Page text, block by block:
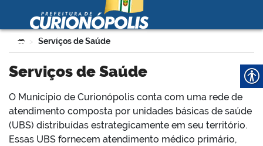
Ir para o conteúdo
Prefeitura Municipal de
Curionópolis
portal
Você está aqui:
> Serviços de Saúde
Serviços de Saúde
O Município de Curionópolis conta com uma rede de
atendimento composta por unidades básicas de saúde
(UBS) distribuídas estrategicamente em seu território.
Essas UBS fornecem atendimento médico primário,